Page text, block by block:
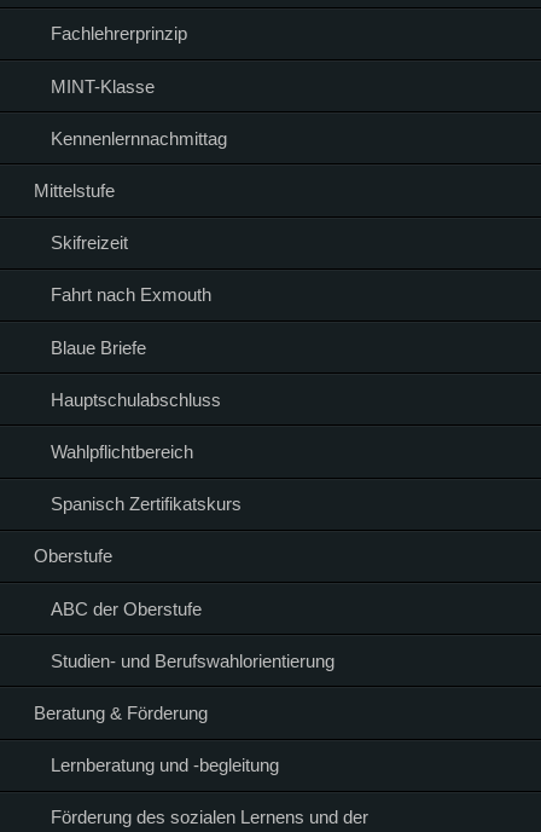
Fachlehrerprinzip
MINT-Klasse
Kennenlernnachmittag
Mittelstufe
Skifreizeit
Fahrt nach Exmouth
Blaue Briefe
Hauptschulabschluss
Wahlpflichtbereich
Spanisch Zertifikatskurs
Oberstufe
ABC der Oberstufe
Studien- und Berufswahlorientierung
Beratung & Förderung
Lernberatung und -begleitung
Förderung des sozialen Lernens und der